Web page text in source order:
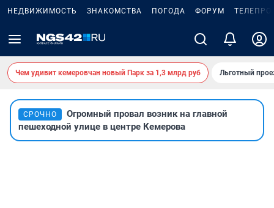
НЕДВИЖИМОСТЬ ЗНАКОМСТВА ПОГОДА ФОРУМ
Чем удивит кемеровчан новый Парк за 1,3 млрд руб Льготный
СРОЧНО
Огромный провал возник на главной
пешеходной улице в центре Кемерова